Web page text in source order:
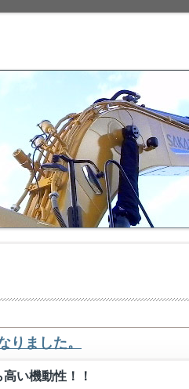
りました。
い機動性！！